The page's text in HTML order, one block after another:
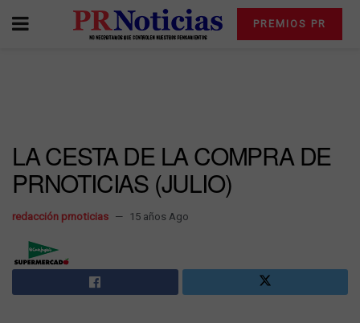
PREMIOS PR
LA CESTA DE LA COMPRA DE
PRNOTICIAS (JULIO)
redacción prnoticias 15 años Ago